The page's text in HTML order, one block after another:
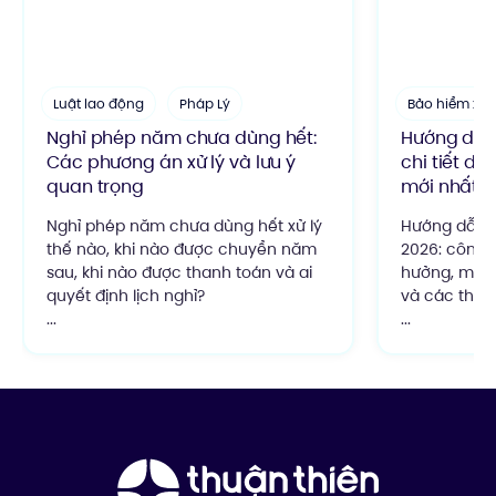
Luật lao động Pháp Lý
Nghỉ phép năm chưa dùng hết:
Các phương án xử lý và lưu ý
quan trọng
Nghỉ phép năm chưa dùng hết xử lý
thế nào, khi nào được chuyển năm
sau, khi nào được thanh toán và ai
quyết định lịch nghỉ?
...
Bảo hiểm xã
Hướng
chi tiết dễ
mới nhất
Hướng dẫn
2026: công
hưởng,
và các thay
...